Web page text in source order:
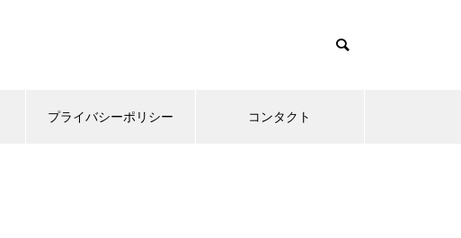
プライバシーポリシー コンタクト